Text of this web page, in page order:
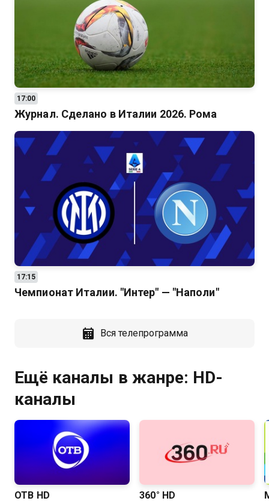
17:00
Журнал. Сделано в Италии 2026. Рома
17:15
Чемпионат Италии. "Интер" — "Наполи"
Вся телепрограмма
Ещё каналы в жанре: HD-
каналы
ОТВ HD 360° HD